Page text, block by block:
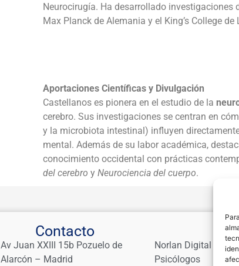
Neurocirugía. Ha desarrollado
Max Planck de Alemania y el King’s College de
Aportaciones Científicas y Divulgación
Castellanos es pionera en el estudio de la
cerebro. Sus investigaciones se centran en
y la microbiota intestinal) influyen
mental. Además de su labor académica,
conocimiento occidental con prácticas
del cerebro y Neurociencia del cuerpo.
Contacto
Av Juan XXIII 15b Pozuelo de
Alarcón – Madrid
Norlan Digital
Psicólogos